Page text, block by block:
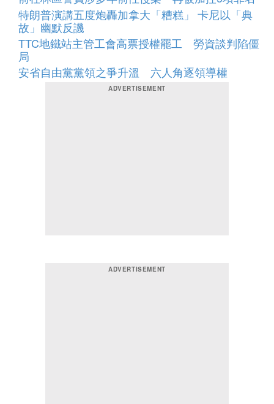
特朗普演講五度炮轟加拿大「糟糕」 卡尼以「典
故」幽默反譏
TTC地鐵站主管工會高票授權罷工 勞資談判陷僵
局
安省自由黨黨領之爭升溫 六人角逐領導權